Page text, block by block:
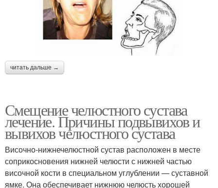
читать дальше →
Смещение челюстного сустава
лечение. Причины подвывихов и
вывихов челюстного сустава
Височно-нижнечелюстной сустав расположен в месте
соприкосновения нижней челюсти с нижней частью
височной кости в специальном углублении — суставной
ямке. Она обеспечивает нижнюю челюсть хорошей